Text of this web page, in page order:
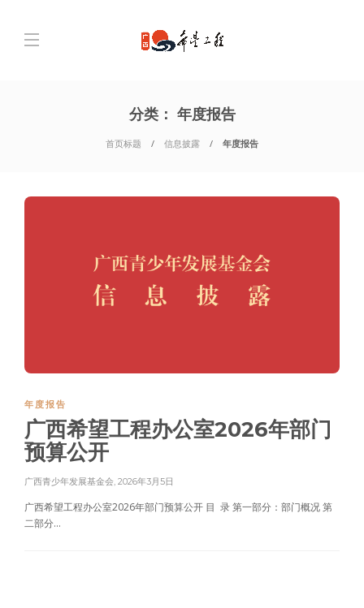
分类： 年度报告
首页标题 信息披露 年度报告
年度报告
广西希望工程办公室2026年部门
预算公开
广西青少年发展基金会, 2026年3月5日
广西希望工程办公室2026年部门预算公开 目 录 第一部分：部门概况 第
二部分...